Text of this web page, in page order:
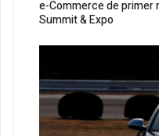
e-Commerce de primer
Summit & Expo